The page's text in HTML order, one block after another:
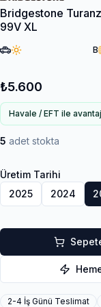
Bridgestone
99V XL
B
₺5.600
Havale / EFT ile
5 adet stokta
Üretim Tarihi
2025
2024
2-4 İş Günü Teslimat